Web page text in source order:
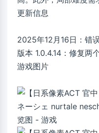
更新信息
2025年12月16日：错
版本 1.0.4.14：修复两
游戏图片